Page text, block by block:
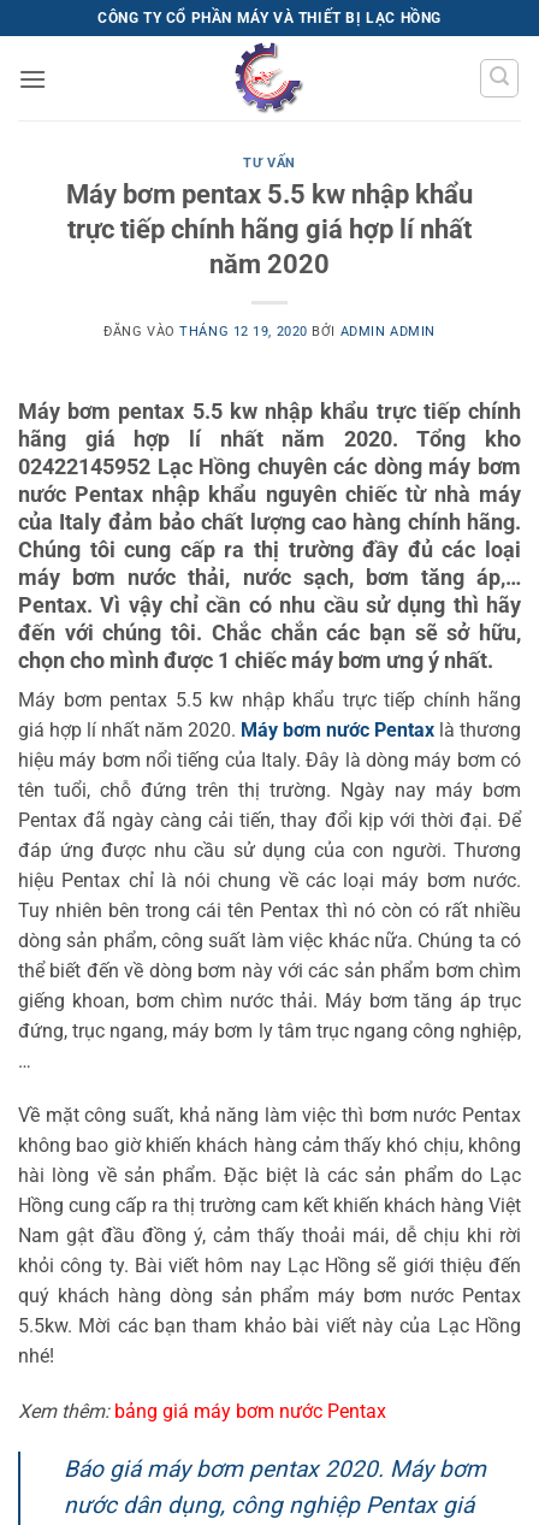
qua
nội
CÔNG TY CỔ PHẦN MÁY VÀ THIẾT BỊ LẠC HỒNG
TƯ VẤN
Máy bơm pentax 5.5 kw nhập khẩu
trực tiếp chính hãng giá hợp lí nhất
năm 2020
ĐĂNG VÀOTHÁNG 12 19, 2020 BỞI ADMIN ADMIN
Máy bơm pentax 5.5 kw nhập khẩu trực tiếp chính
hãng giá hợp lí nhất năm 2020. Tổng kho
02422145952 Lạc Hồng chuyên các dòng máy bơm
nước Pentax nhập khẩu nguyên chiếc từ nhà máy
của Italy đảm bảo chất lượng cao hàng chính hãng.
Chúng tôi cung cấp ra thị trường đầy đủ các loại
máy bơm nước thải, nước sạch, bơm tăng áp,…
Pentax. Vì vậy chỉ cần có nhu cầu sử dụng thì hãy
đến với chúng tôi. Chắc chắn các bạn sẽ sở hữu,
chọn cho mình được 1 chiếc máy bơm ưng ý nhất.
Máy bơm pentax 5.5 kw nhập khẩu trực tiếp chính hãng
giá hợp lí nhất năm 2020. Máy bơm nước Pentax là thương
hiệu máy bơm nổi tiếng của Italy. Đây là dòng máy bơm có
tên tuổi, chỗ đứng trên thị trường. Ngày nay máy bơm
Pentax đã ngày càng cải tiến, thay đổi kịp với thời đại. Để
đáp ứng được nhu cầu sử dụng của con người. Thương
hiệu Pentax chỉ là nói chung về các loại máy bơm nước.
Tuy nhiên bên trong cái tên Pentax thì nó còn có rất nhiều
dòng sản phẩm, công suất làm việc khác nữa. Chúng ta có
thể biết đến về dòng bơm này với các sản phẩm bơm chìm
giếng khoan, bơm chìm nước thải. Máy bơm tăng áp trục
đứng, trục ngang, máy bơm ly tâm trục ngang công nghiệp,
…
Về mặt công suất, khả năng làm việc thì bơm nước Pentax
không bao giờ khiến khách hàng cảm thấy khó chịu, không
hài lòng về sản phẩm. Đặc biệt là các sản phẩm do Lạc
Hồng cung cấp ra thị trường cam kết khiến khách hàng Việt
Nam gật đầu đồng ý, cảm thấy thoải mái, dễ chịu khi rời
khỏi công ty. Bài viết hôm nay Lạc Hồng sẽ giới thiệu đến
quý khách hàng dòng sản phẩm máy bơm nước Pentax
5.5kw. Mời các bạn tham khảo bài viết này của Lạc Hồng
nhé!
Xem thêm: bảng giá máy bơm nước Pentax
Báo giá máy bơm pentax 2020. Máy bơm
nước dân dụng, công nghiệp Pentax giá